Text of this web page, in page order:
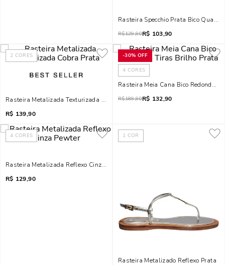
Rasteira Specchio Prata Bico
R$129,90R$ 103,90
2 CORES
Rasteira Metalizada Texturizada Cobra Prata
R$ 139,90
-30% OFF
4 CORES
Rasteira Meia Cana Bico Redondo
R$189,90R$ 132,90
4 CORES
Rasteira Metalizada Reflexo Cinza Pewter
R$ 129,90
1 COR
Rasteira Metalizado Reflexo Prata